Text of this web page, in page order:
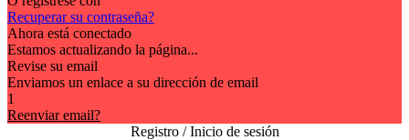
Recuperar su contraseña?
Ahora está conectado
Estamos actualizando la página...
Revise su email
Enviamos un enlace a su dirección de email
1
Reenviar email?
Registro / Inicio de sesión